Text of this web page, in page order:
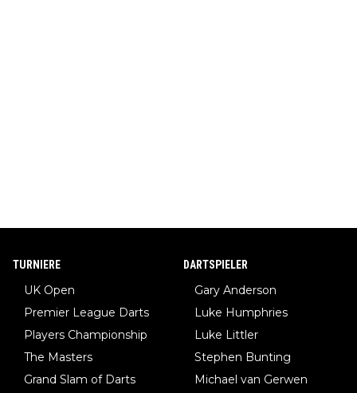
TURNIERE
UK Open
Premier League Darts
Players Championship
The Masters
Grand Slam of Darts
DARTSPIELER
Gary Anderson
Luke Humphries
Luke Littler
Stephen Bunting
Michael van Gerwen